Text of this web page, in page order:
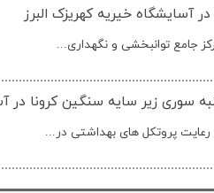
آسایشگاه خیریه کهریزک البرز
جامع توانبخشی و نگهداری...
سوری زیر سایه سنگین کرونا در
پروتکل های بهداشتی در...